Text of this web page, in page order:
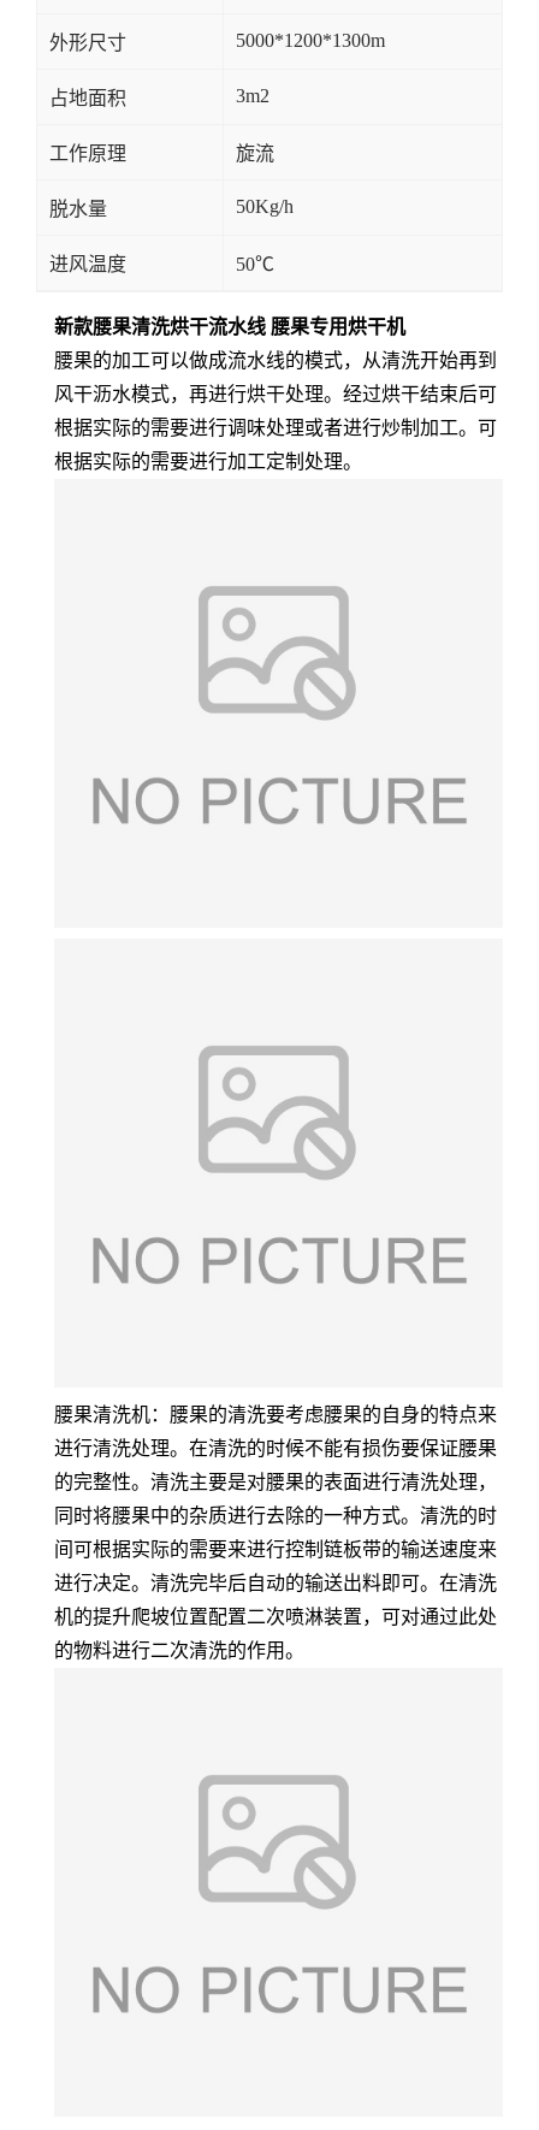
外形尺寸 5000*1200*1300m
占地面积 3m2
工作原理 旋流
脱水量 50Kg/h
进风温度 50℃
新款腰果清洗烘干流水线 腰果专用烘干机
腰果的加工可以做成流水线的模式，从清洗开始再到
风干沥水模式，再进行烘干处理。经过烘干结束后可
根据实际的需要进行调味处理或者进行炒制加工。可
根据实际的需要进行加工定制处理。
腰果清洗机：腰果的清洗要考虑腰果的自身的特点来
进行清洗处理。在清洗的时候不能有损伤要保证腰果
的完整性。清洗主要是对腰果的表面进行清洗处理，
同时将腰果中的杂质进行去除的一种方式。清洗的时
间可根据实际的需要来进行控制链板带的输送速度来
进行决定。清洗完毕后自动的输送出料即可。在清洗
机的提升爬坡位置配置二次喷淋装置，可对通过此处
的物料进行二次清洗的作用。